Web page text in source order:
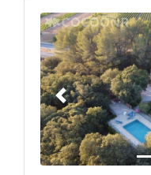
Précédent